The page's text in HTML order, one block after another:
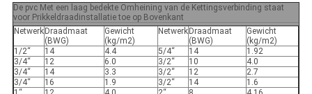
De pvc Met een laag bedekte Omheining van de Kettingsverbinding staat
voor Prikkeldraadinstallatie toe op Bovenkant
Netwerk Draadmaat
(BWG)
Gewicht
(kg/m2)
Netwerk Draadmaat
(BWG)
Gewicht
(kg/m2)
1/2“
14 4.4 5/4“ 14
1.92
3/4“
12 6.0 3/2“ 10
4.0
3/4“
14 3.3 3/2“ 12
2.7
3/4“
16 1.9 3/2“ 14
1.6